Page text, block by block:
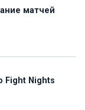
матчей
Fight Nights